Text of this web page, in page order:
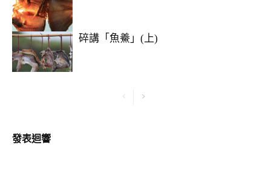
碎講「魚鯗」(上)
發表迴響